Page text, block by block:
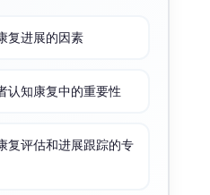
复进展的因素
认知康复中的重要性
复评估和进展跟踪的专